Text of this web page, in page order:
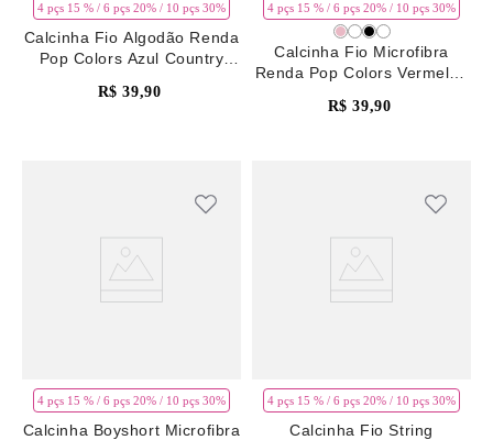
4 pçs 15 % / 6 pçs 20% / 10 pçs 30%
Calcinha Fio Algodão Renda
Pop Colors Azul Country
R$ 39,90
4 pçs 15 % / 6 pçs 20% / 10 pçs 30%
Calcinha Fio Microfibra
Renda Pop Colors Vermelho
R$ 39,90
4 pçs 15 % / 6 pçs 20% / 10 pçs 30%
Calcinha Boyshort Microfibra
4 pçs 15 % / 6 pçs 20% / 10 pçs 30%
Calcinha Fio String